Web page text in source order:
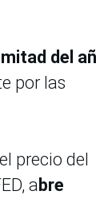
del
por las
precio del
a bre